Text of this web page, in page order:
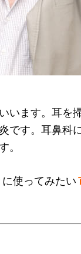
います。耳を
です。耳鼻科
。
使ってみたい